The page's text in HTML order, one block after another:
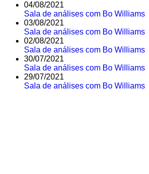
04/08/2021
Sala de análises com Bo Williams
03/08/2021
Sala de análises com Bo Williams
02/08/2021
Sala de análises com Bo Williams
30/07/2021
Sala de análises com Bo Williams
29/07/2021
Sala de análises com Bo Williams